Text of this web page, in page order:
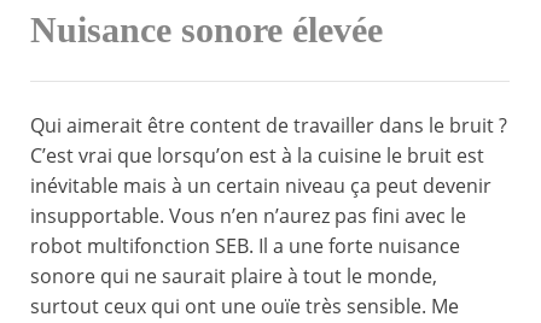
Nuisance sonore élevée
Qui aimerait être content de travailler dans le bruit ?
C’est vrai que lorsqu’on est à la cuisine le bruit est
inévitable mais à un certain niveau ça peut devenir
insupportable. Vous n’en n’aurez pas fini avec le
robot multifonction SEB. Il a une forte nuisance
sonore qui ne saurait plaire à tout le monde,
surtout ceux qui ont une ouïe très sensible. Me